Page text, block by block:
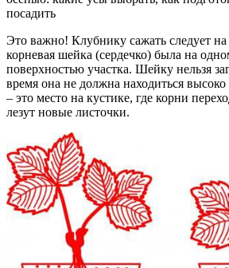
посадить
Это важно! Клубнику сажать следует
корневая шейка (сердечко) была на
поверхностью участка. Шейку нельзя
время она не должна находиться
– это место на кустике, где корни
лезут новые листочки.